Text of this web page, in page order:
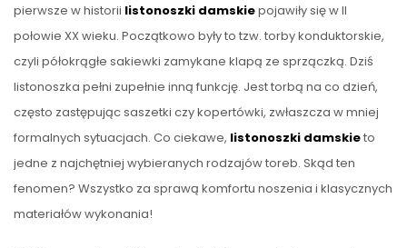
pierwsze w historii listonoszki damskiepojawiły się w II
połowie XX wieku. Początkowo były to tzw. torby konduktorskie,
czyli półokrągłe sakiewki zamykane klapą ze sprzączką. Dziś
listonoszka pełni zupełnie inną funkcję. Jest torbą na co dzień,
często zastępując saszetki czy kopertówki, zwłaszcza w mniej
formalnych sytuacjach. Co ciekawe, listonoszki damskieto
jedne z najchętniej wybieranych rodzajów toreb. Skąd ten
fenomen? Wszystko za sprawą komfortu noszenia i klasycznych
materiałów wykonania!